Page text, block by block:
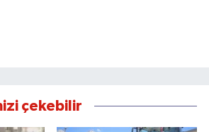
çekebilir